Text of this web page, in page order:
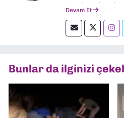
yerel ve ulusal
okumayı
Devam Et
Bunlar da ilginizi